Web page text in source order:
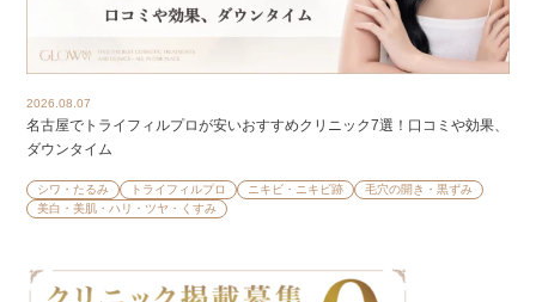
2026.08.07
名古屋でトライフィルプロが安いおすすめクリニック7選！口コミや効果、
ダウンタイム
シワ・たるみ トライフィルプロ ニキビ・ニキビ跡
毛穴の開き・黒ずみ
美白・美肌・ハリ・ツヤ・くすみ